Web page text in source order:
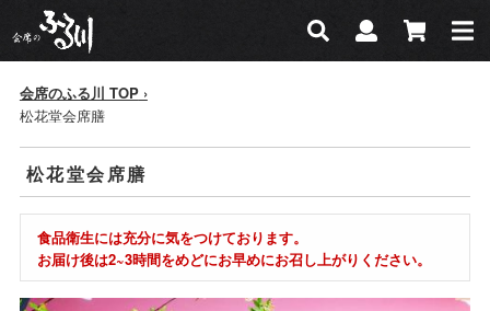
検索 マイページ
カー
検索
会席のふる川 TOP
松花堂会席膳
松花堂会席膳
食品衛生には充分に気をつけております。
お届け後は2~3時間をめどにお早めにお召し上がりください。